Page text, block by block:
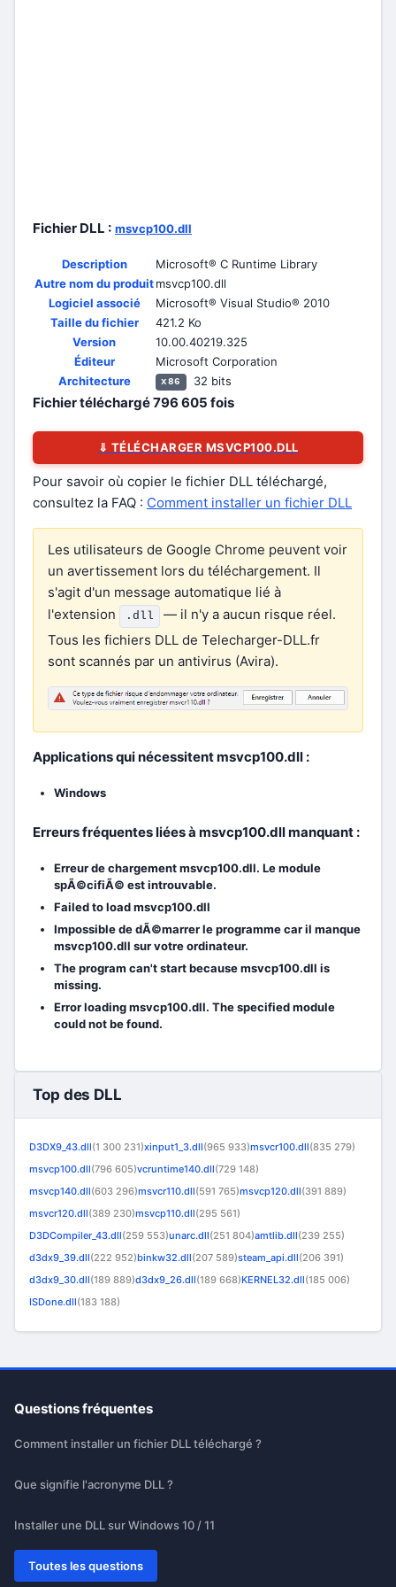
Fichier DLL : msvcp100.dll
Description
Microsoft® C Runtime Library
Autre nom du produitmsvcp100.dll
Logiciel associé
Microsoft® Visual Studio® 2010
Taille du fichier
421.2 Ko
Version
10.00.40219.325
Éditeur
Microsoft Corporation
Architecture
x86 32 bits
Fichier téléchargé796 605 fois
⇓ TÉLÉCHARGER MSVCP100.DLL
Pour savoir où copier le fichier DLL téléchargé,
consultez la FAQ : Comment installer un fichier DLL
Les utilisateurs de Google Chrome peuvent voir
un avertissement lors du téléchargement. Il
s'agit d'un message automatique lié à
l'extension
.dll
— il n'y a aucun risque réel.
Tous les fichiers DLL de Telecharger-DLL.fr
sont scannés par un antivirus (Avira).
Applications qui nécessitent msvcp100.dll :
Windows
Erreurs fréquentes liées à msvcp100.dll manquant :
Erreur de chargement msvcp100.dll. Le module
spÃ©cifiÃ© est introuvable.
Failed to load msvcp100.dll
Impossible de dÃ©marrer le programme car il manque
msvcp100.dll sur votre ordinateur.
The program can't start because msvcp100.dll is
missing.
Error loading msvcp100.dll. The specified module
could not be found.
Top des DLL
D3DX9_43.dll(1 300 231)xinput1_3.dll(965 933)msvcr100.dll(835 279)
msvcp100.dll(796 605)vcruntime140.dll(729 148)
msvcp140.dll(603 296)msvcr110.dll(591 765)msvcp120.dll(391 889)
msvcr120.dll(389 230)msvcp110.dll(295 561)
D3DCompiler_43.dll(259 553)unarc.dll(251 804)amtlib.dll(239 255)
d3dx9_39.dll(222 952)binkw32.dll(207 589)steam_api.dll(206 391)
d3dx9_30.dll(189 889)d3dx9_26.dll(189 668)KERNEL32.dll(185 006)
ISDone.dll(183 188)
Questions fréquentes
Comment installer un fichier DLL téléchargé ?
Que signifie l'acronyme DLL ?
Installer une DLL sur Windows 10 / 11
Toutes les questions